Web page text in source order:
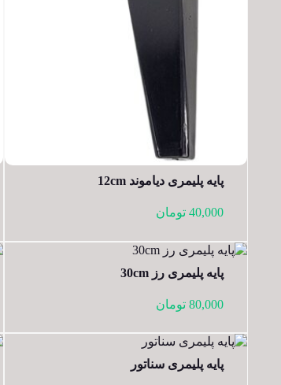
پایه پلیمری دیاموند 12cm
40,000 تومان
پایه پلیمری رز 30cm
80,000 تومان
پایه پلیمری سناتور